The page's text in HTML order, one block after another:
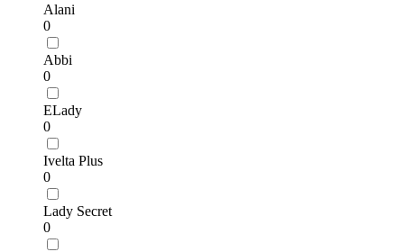
Alani
0
Abbi
0
ELady
0
Ivelta Plus
0
Lady Secret
0